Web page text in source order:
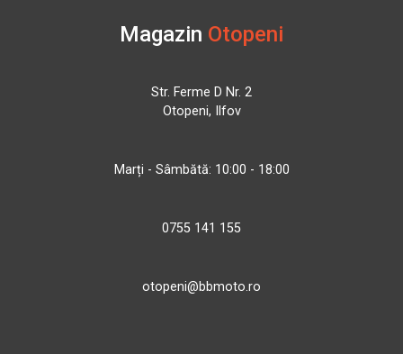
Magazin Otopeni
Str. Ferme D Nr. 2
Otopeni, Ilfov
Marți - Sâmbătă: 10:00 - 18:00
0755 141 155
otopeni@bbmoto.ro